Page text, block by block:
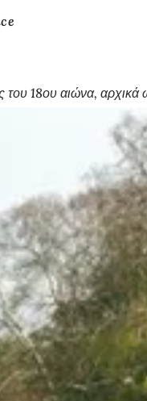
18ου αιώνα, αρχικά